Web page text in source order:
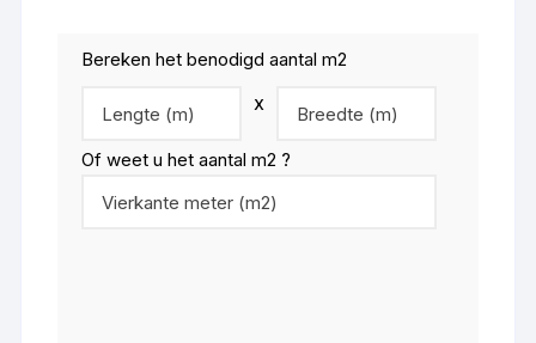
Bereken het benodigd aantal m2
x
Of weet u het aantal m2 ?